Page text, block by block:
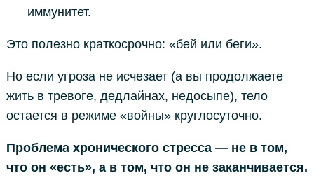
иммунитет.
Это полезно краткосрочно: «бей или беги».
Но если угроза не исчезает (а вы продолжаете
жить в тревоге, дедлайнах, недосыпе), тело
остается в режиме «войны» круглосуточно.
Проблема хронического стресса — не в том,
что он «есть», а в том, что он не заканчивается.